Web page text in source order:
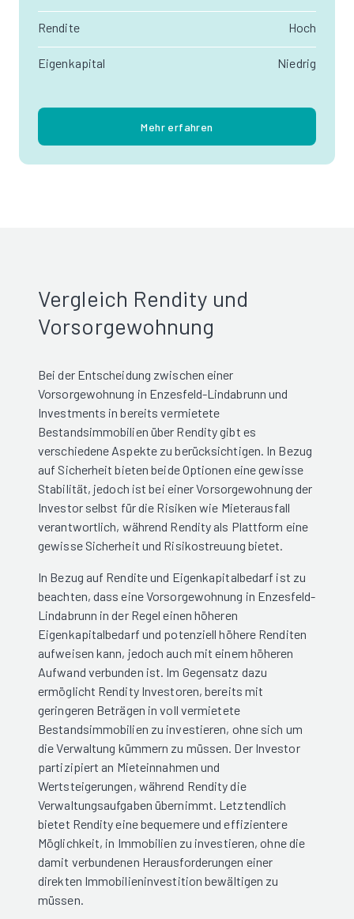
Rendite Hoch
Eigenkapital Niedrig
Mehr erfahren
Vergleich Rendity und
Vorsorgewohnung
Bei der Entscheidung zwischen einer
Vorsorgewohnung in Enzesfeld-Lindabrunn und
Investments in bereits vermietete
Bestandsimmobilien über Rendity gibt es
verschiedene Aspekte zu berücksichtigen. In Bezug
auf Sicherheit bieten beide Optionen eine gewisse
Stabilität, jedoch ist bei einer Vorsorgewohnung der
Investor selbst für die Risiken wie Mieterausfall
verantwortlich, während Rendity als Plattform eine
gewisse Sicherheit und Risikostreuung bietet.
In Bezug auf Rendite und Eigenkapitalbedarf ist zu
beachten, dass eine Vorsorgewohnung in Enzesfeld-
Lindabrunn in der Regel einen höheren
Eigenkapitalbedarf und potenziell höhere Renditen
aufweisen kann, jedoch auch mit einem höheren
Aufwand verbunden ist. Im Gegensatz dazu
ermöglicht Rendity Investoren, bereits mit
geringeren Beträgen in voll vermietete
Bestandsimmobilien zu investieren, ohne sich um
die Verwaltung kümmern zu müssen. Der Investor
partizipiert an Mieteinnahmen und
Wertsteigerungen, während Rendity die
Verwaltungsaufgaben übernimmt. Letztendlich
bietet Rendity eine bequemere und effizientere
Möglichkeit, in Immobilien zu investieren, ohne die
damit verbundenen Herausforderungen einer
direkten Immobilieninvestition bewältigen zu
müssen.